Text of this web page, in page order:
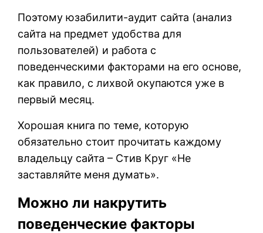
Поэтому юзабилити-аудит сайта (анализ
сайта на предмет удобства для
пользователей) и работа с
поведенческими факторами на его основе,
как правило, с лихвой окупаются уже в
первый месяц.
Хорошая книга по теме, которую
обязательно стоит прочитать каждому
владельцу сайта – Стив Круг «Не
заставляйте меня думать».
Можно ли накрутить
поведенческие факторы